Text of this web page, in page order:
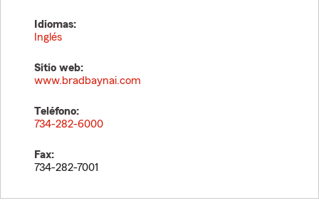
Idiomas:
Inglés
Sitio web:
www.bradbaynai.com
Teléfono:
734-282-6000
Fax:
734-282-7001